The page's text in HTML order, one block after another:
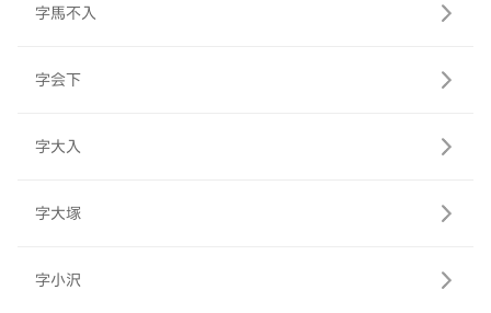
字馬不入
字会下
字大入
字大塚
字小沢